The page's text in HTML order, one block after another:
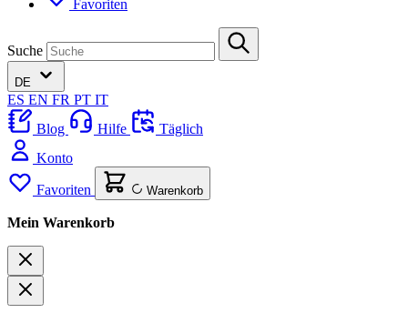
Favoriten
Suche
DE
ES EN FR PT IT
Blog
Hilfe
Täglich
Konto
Favoriten Warenkorb
Mein Warenkorb